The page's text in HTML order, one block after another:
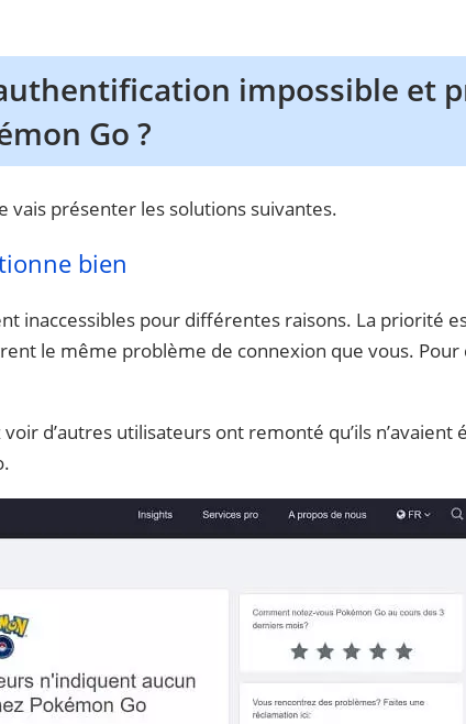
impossible et
Go ?
vais présenter les solutions suivantes.
bien
inaccessibles pour différentes raisons. La priorité
le même problème de connexion que vous. Pour
d’autres utilisateurs ont remonté qu’ils n’avaient